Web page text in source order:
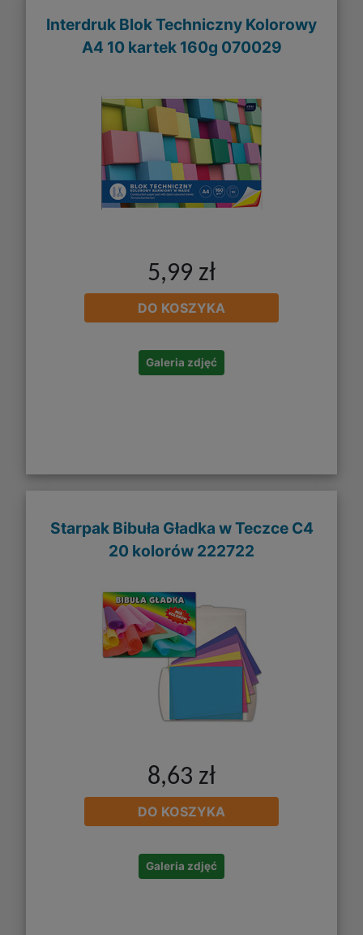
Interdruk Blok Techniczny Kolorowy
A4 10 kartek 160g 070029
5,99 zł
DO KOSZYKA
Galeria zdjęć
Starpak Bibuła Gładka w Teczce C4
20 kolorów 222722
8,63 zł
DO KOSZYKA
Galeria zdjęć